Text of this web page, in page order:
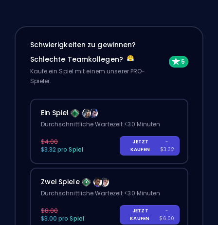
Schwierigkeiten zu gewinnen?
Schlechte Teamkollegen?
Kaufe ein Spiel mit einem unserer PRO-
Spieler.
Ein Spiel
Durchschnittliche Wartezeit <30 Minuten
$4.00
$3.32 pro Spiel
JETZT
KAUFEN
-
$3.32
Zwei Spiele
Durchschnittliche Wartezeit <30 Minuten
$8.00
$3.00 pro Spiel
JETZT
KAUFEN
-
$6.00